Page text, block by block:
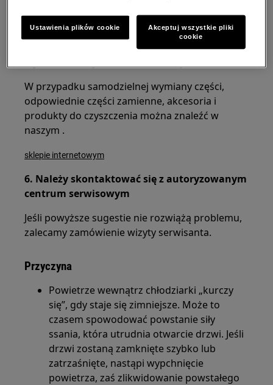
sprawdzić wypoziomowanie poziomicą
5. Sprawdzić, czy zawiasy nie są uszkodzone i
W przypadku samodzielnej wymiany części,
odpowiednie części zamienne, akcesoria i
produkty do czyszczenia można znaleźć w
naszym .
sklepie internetowym
6. Należy skontaktować się z autoryzowanym
centrum serwisowym
Jeśli powyższe sugestie nie rozwiążą problemu,
zalecamy zamówienie wizyty serwisanta.
Przyczyna
Powietrze wewnątrz chłodziarki „kurczy
się”, gdy staje się zimniejsze. Może to
czasem spowodować powstanie siły
ssania, która utrudnia otwarcie drzwi. Jeśli
drzwi zostaną zamknięte szybko lub
zatrzaśnięte, nastąpi wypchnięcie
powietrza, zaś zlikwidowanie powstałego
Ustawienia plików cookie
Akceptuj wszystkie pliki
cookie